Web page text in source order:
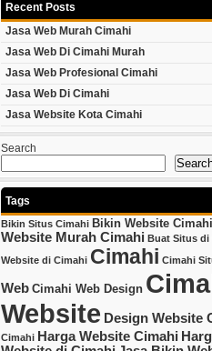
Recent Posts
Jasa Web Murah Cimahi
Jasa Web Di Cimahi Murah
Jasa Web Profesional Cimahi
Jasa Web Di Cimahi
Jasa Website Kota Cimahi
Search
Tags
Bikin Situs Cimahi Bikin Website Cimahi
Website Murah Cimahi Buat Situs di
Website di Cimahi Cimahi Cimahi
Web Cimahi Web Design
Website Design Website
Cimahi Harga Website Cimahi